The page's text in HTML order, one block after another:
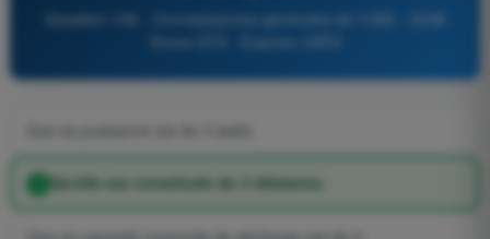
Qu'elle est constituée de 3 éléments.